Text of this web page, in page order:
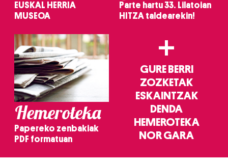
EUSKAL HERRIA
MUSEOA
Parte hartu 33. Lilatoian
HITZA taldearekin!
Hemeroteka
Papereko zenbakiak
PDF formatuan
+
GURE BERRI
ZOZKETAK
ESKAINTZAK
DENDA
HEMEROTEKA
NOR GARA